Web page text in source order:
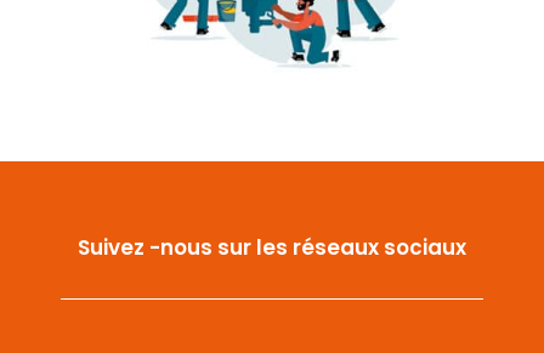
Suivez -nous sur les réseaux sociaux